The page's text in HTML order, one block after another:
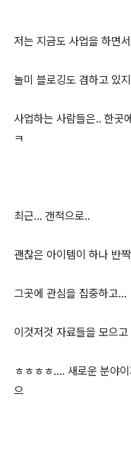
저는 지금도 사업을 하면
놀미 블로깅도 겸하고 있
사업하는 사람들은.. 한곳
ㅋ
최근... 갠적으로..
괜찮은 아이템이 하나 반
그곳에 관심을 집중하고...
이것저것 자료들을 모으고
ㅎㅎㅎㅎ.... 새로운 분야
으